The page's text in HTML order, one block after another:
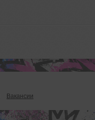
Вакансии